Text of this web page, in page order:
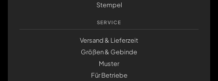
Stempel
SERVICE
Versand & Lieferzeit
Größen & Gebinde
Muster
Für Betriebe